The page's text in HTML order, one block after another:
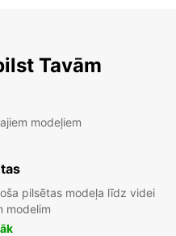
Tavām
modeļiem
pilsētas modeļa līdz videi
modelim